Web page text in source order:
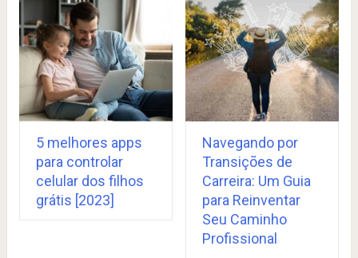
5 melhores apps
para controlar
celular dos filhos
grátis [2023]
Navegando por
Transições de
Carreira: Um Guia
para Reinventar
Seu Caminho
Profissional